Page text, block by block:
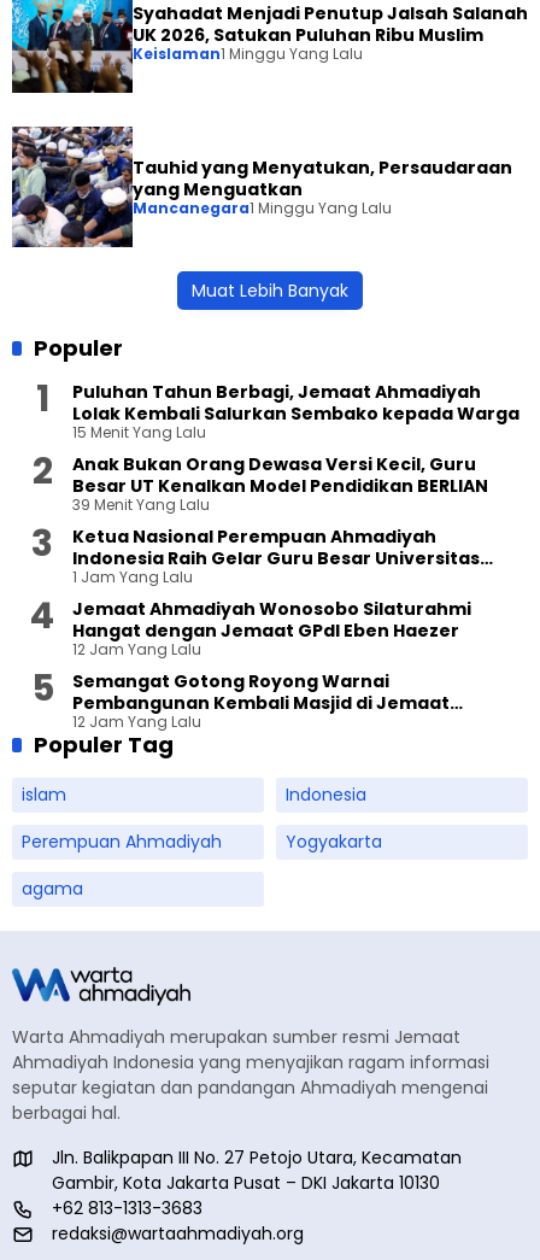
Syahadat Menjadi Penutup Jalsah Salanah
UK 2026, Satukan Puluhan Ribu Muslim
Keislaman1 Minggu Yang Lalu
Tauhid yang Menyatukan, Persaudaraan
yang Menguatkan
Mancanegara1 Minggu Yang Lalu
Muat Lebih Banyak
Populer
Puluhan Tahun Berbagi, Jemaat Ahmadiyah
Lolak Kembali Salurkan Sembako kepada Warga
15 Menit Yang Lalu
Anak Bukan Orang Dewasa Versi Kecil, Guru
Besar UT Kenalkan Model Pendidikan BERLIAN
39 Menit Yang Lalu
Ketua Nasional Perempuan Ahmadiyah
Indonesia Raih Gelar Guru Besar Universitas
Terbuka
1 Jam Yang Lalu
Jemaat Ahmadiyah Wonosobo Silaturahmi
Hangat dengan Jemaat GPdI Eben Haezer
12 Jam Yang Lalu
Semangat Gotong Royong Warnai
Pembangunan Kembali Masjid di Jemaat
Ahmadiyah Sukapura
12 Jam Yang Lalu
Populer Tag
islam
Indonesia
Perempuan Ahmadiyah
Yogyakarta
agama
Warta Ahmadiyah merupakan sumber resmi Jemaat
Ahmadiyah Indonesia yang menyajikan ragam informasi
seputar kegiatan dan pandangan Ahmadiyah mengenai
berbagai hal.
Jln. Balikpapan III No. 27 Petojo Utara, Kecamatan
Gambir, Kota Jakarta Pusat – DKI Jakarta 10130
+62 813-1313-3683
redaksi@wartaahmadiyah.org